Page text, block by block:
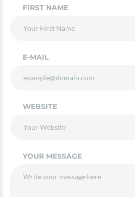
FIRST NAME
E-MAIL
WEBSITE
YOUR MESSAGE